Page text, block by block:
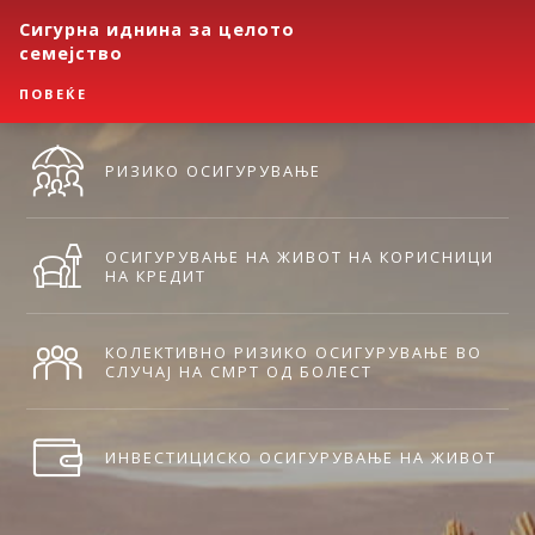
Сигурна иднина за целото
семејство
ПОВЕЌЕ
РИЗИКО ОСИГУРУВАЊЕ
ОСИГУРУВАЊЕ НА ЖИВОТ НА КОРИСНИЦИ
НА КРЕДИТ
КОЛЕКТИВНО РИЗИКО ОСИГУРУВАЊЕ ВО
СЛУЧАЈ НА СМРТ ОД БОЛЕСТ
ИНВЕСТИЦИСКО ОСИГУРУВАЊЕ НА ЖИВОТ